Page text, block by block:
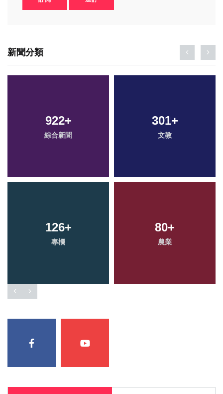
新聞分類
922+
綜合新聞
301+
文教
126+
專欄
80+
農業